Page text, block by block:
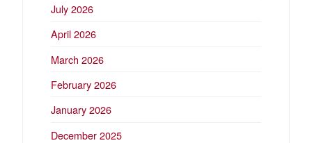
July 2026
April 2026
March 2026
February 2026
January 2026
December 2025